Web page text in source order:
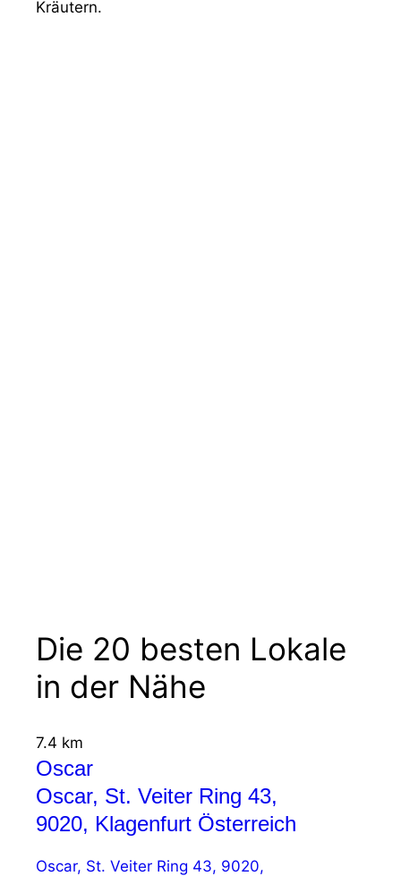
Kräutern.
Die 20 besten Lokale
in der Nähe
7.4 km
Oscar
Oscar, St. Veiter Ring 43,
9020, Klagenfurt Österreich
Oscar, St. Veiter Ring 43, 9020,